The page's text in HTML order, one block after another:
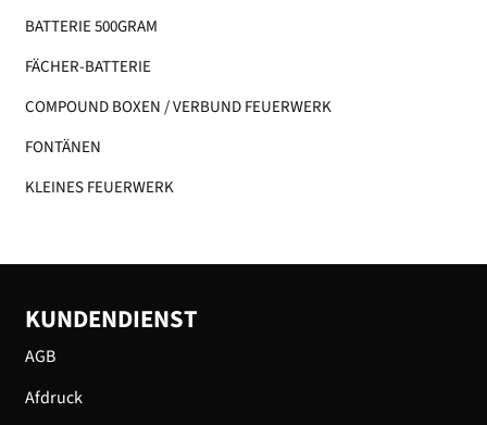
BATTERIE 500GRAM
FÄCHER-BATTERIE
COMPOUND BOXEN / VERBUND FEUERWERK
FONTÄNEN
KLEINES FEUERWERK​
KUNDENDIENST
AGB
Afdruck